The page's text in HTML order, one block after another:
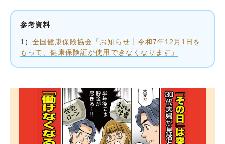
参考資料
1） 全国健康保険協会「お知らせ┃令和7年12月1日を
もって、健康保険証が使用できなくなります」